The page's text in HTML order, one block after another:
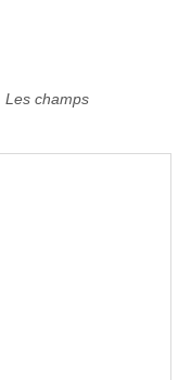
Les champs